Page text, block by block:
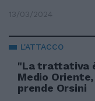
13/03/2024
L'ATTACCO
"La trattativa
Medio
prende Orsini